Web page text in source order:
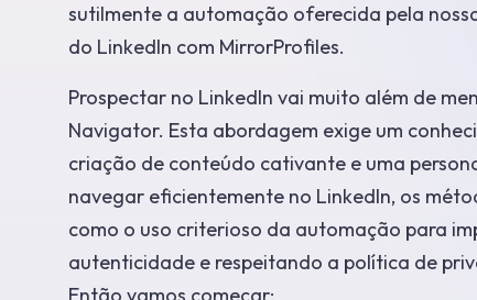
sutilmente a automação oferecida pela
do LinkedIn com MirrorProfiles.
Prospectar no LinkedIn vai muito além de
Navigator. Esta abordagem exige um
criação de conteúdo cativante e uma
navegar eficientemente no LinkedIn, os
como o uso criterioso da automação para
autenticidade e respeitando a política de